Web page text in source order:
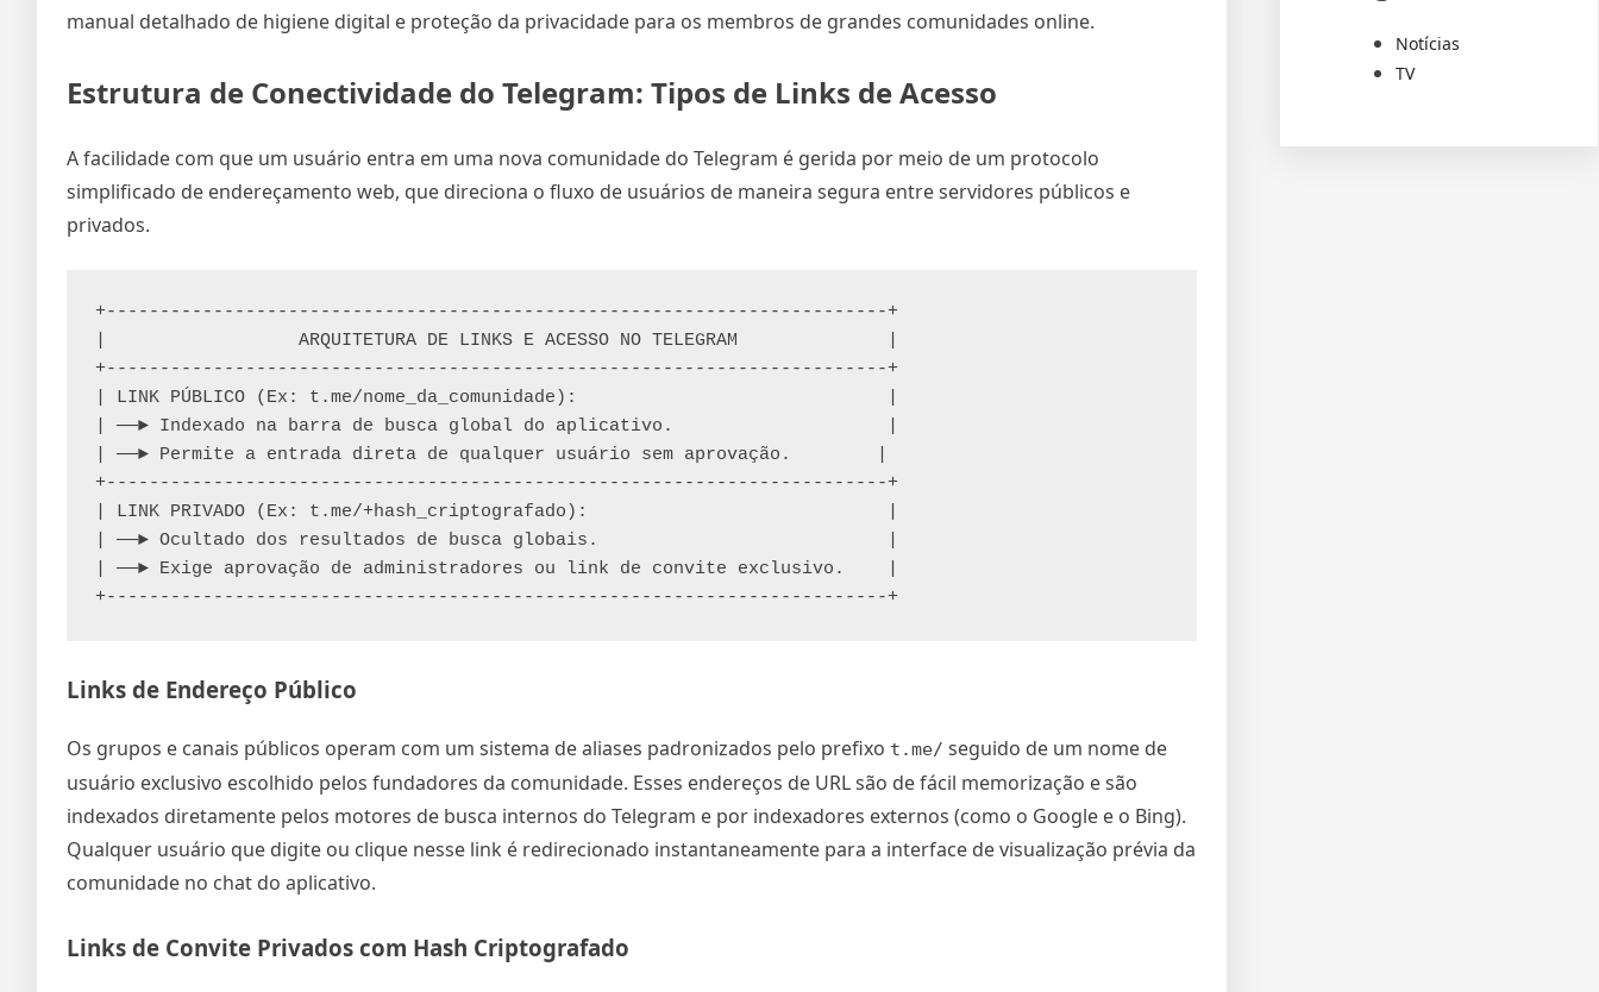
manual detalhado de higiene digital e proteção da privacidade para os membros de grandes comunidades online.
Estrutura de Conectividade do Telegram: Tipos de Links de Acesso
A facilidade com que um usuário entra em uma nova comunidade do Telegram é gerida por meio de um protocolo
simplificado de endereçamento web, que direciona o fluxo de usuários de maneira segura entre servidores públicos e
privados.
+-------------------------------------------------------------------------+
|                  ARQUITETURA DE LINKS E ACESSO NO TELEGRAM              |
+-------------------------------------------------------------------------+
| LINK PÚBLICO (Ex: t.me/nome_da_comunidade):                             |
| ──► Indexado na barra de busca global do aplicativo.                    |
| ──► Permite a entrada direta de qualquer usuário sem aprovação.        |
+-------------------------------------------------------------------------+
| LINK PRIVADO (Ex: t.me/+hash_criptografado):                            |
| ──► Ocultado dos resultados de busca globais.                           |
| ──► Exige aprovação de administradores ou link de convite exclusivo.    |
Links de Endereço Público
Os grupos e canais públicos operam com um sistema de aliases padronizados pelo prefixo t.me/ seguido de um nome de
usuário exclusivo escolhido pelos fundadores da comunidade. Esses endereços de URL são de fácil memorização e são
indexados diretamente pelos motores de busca internos do Telegram e por indexadores externos (como o Google e o Bing).
Qualquer usuário que digite ou clique nesse link é redirecionado instantaneamente para a interface de visualização prévia da
comunidade no chat do aplicativo.
Links de Convite Privados com Hash Criptografado
Notícias
TV